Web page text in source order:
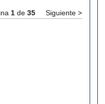
1 de 35 Siguiente >